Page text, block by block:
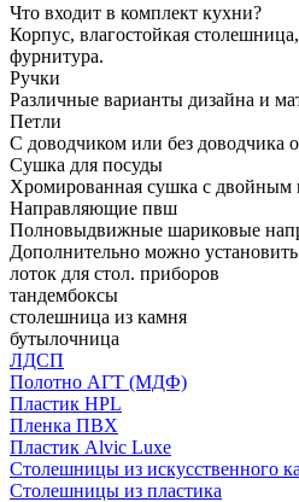
Что входит в комплект кухни?
Корпус, влагостойкая
фурнитура.
Ручки
Различные варианты дизайна и
Петли
С доводчиком или без доводчика
Сушка для посуды
Хромированная сушка с двойным
Направляющие пвш
Полновыдвижные шариковые
Дополнительно можно установить
лоток для стол. приборов
тандембоксы
столешница из камня
бутылочница
ЛДСП
Полотно АГТ (МДФ)
Пластик HPL
Пленка ПВХ
Пластик Alvic Luxe
Столешницы из искусственного
Столешницы из пластика